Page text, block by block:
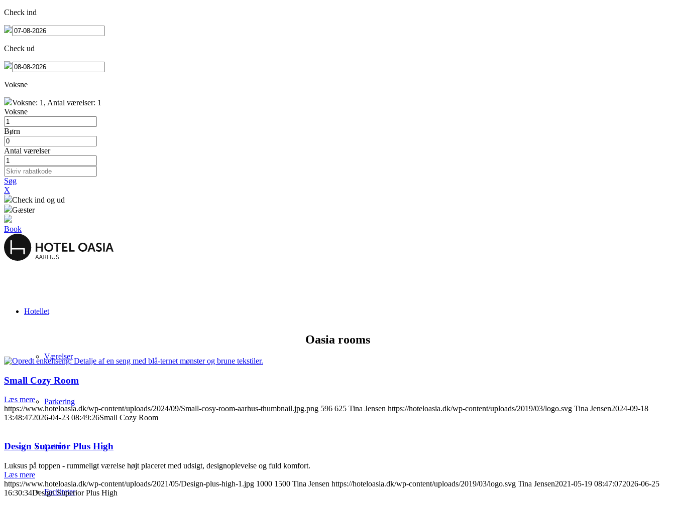
Check ind
Check ud
Voksne
Voksne: 1 , Antal værelser: 1
Voksne
Børn
Antal værelser
Søg
X
Check ind og ud
Gæster
Book
Hotellet
Værelser
Parkering
Galleri
Faciliteter
Oasia rooms
Small Cozy Room
Læs mere
https://www.hoteloasia.dk/wp-content/uploads/2024/09/Small-cosy-room-aarhus-thumbnail.jpg.png 596 625 Tina Jensen https://hoteloasia.dk/wp-content/uploads/2019/03/logo.svg Tina Jensen2024-09-18
13:48:472026-04-23 08:49:26Small Cozy Room
Design Superior Plus High
Luksus på toppen - rummeligt værelse højt placeret med udsigt, designoplevelse og fuld komfort.
Læs mere
https://www.hoteloasia.dk/wp-content/uploads/2021/05/Design-plus-high-1.jpg 1000 1500 Tina Jensen https://hoteloasia.dk/wp-content/uploads/2019/03/logo.svg Tina Jensen2021-05-19 08:47:072026-06-25
16:30:34Design Superior Plus High